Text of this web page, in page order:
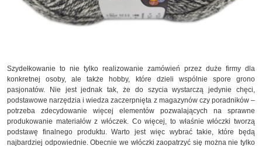
Szydełkowanie to nie tylko realizowanie zamówień przez duże firmy dla
konkretnej osoby, ale także hobby, które dzieli wspólnie spore grono
pasjonatów. Nie jest jednak tak, że do szycia wystarczą jedynie chęci,
podstawowe narzędzia i wiedza zaczerpnięta z magazynów czy poradników –
potrzeba zdecydowanie więcej elementów pozwalających na sprawne
produkowanie materiałów z włóczek. Co więcej, to właśnie włóczki tworzą
podstawę finalnego produktu. Warto jest więc wybrać takie, które będą
najbardziej odpowiednie. Obecnie we włóczki zaopatrzyć się można nie tylko